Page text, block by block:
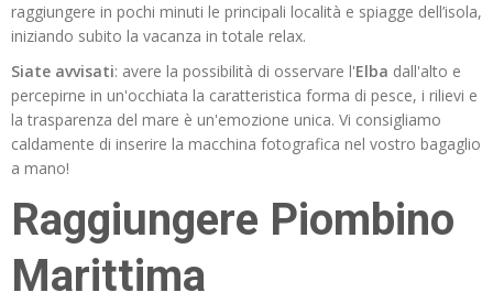
raggiungere in pochi minuti le principali località e spiagge dell’isola,
iniziando subito la vacanza in totale relax.
Siate avvisati: avere la possibilità di osservare l'Elba dall'alto e
percepirne in un'occhiata la caratteristica forma di pesce, i rilievi e
la trasparenza del mare è un'emozione unica. Vi consigliamo
caldamente di inserire la macchina fotografica nel vostro bagaglio
a mano!
Raggiungere Piombino
Marittima